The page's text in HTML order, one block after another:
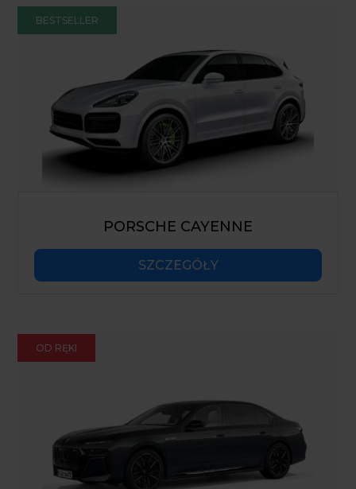
BESTSELLER
PORSCHE CAYENNE
SZCZEGÓŁY
OD RĘKI